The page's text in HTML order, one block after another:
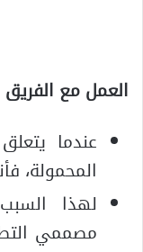
العمل مع
عندما
المحمولة،
لهذا
مصممي